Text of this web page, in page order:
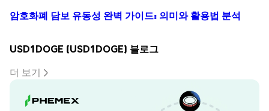
암호화폐 담보 유동성 완벽 가이드: 의미와 활용법 분석
USD1DOGE (USD1DOGE) 블로그
더 보기